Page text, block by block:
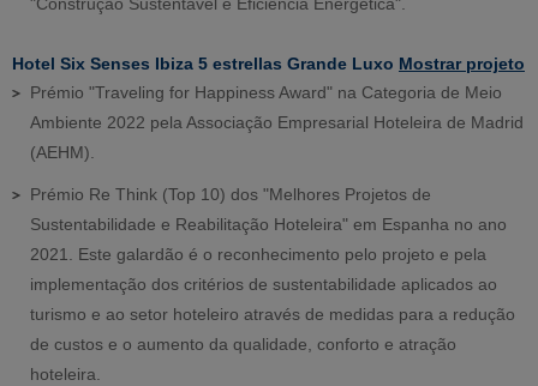
"Construção Sustentável e Eficiência Energética".
Hotel Six Senses Ibiza 5 estrellas Grande Luxo Mostrar projeto
Prémio "Traveling for Happiness Award" na Categoria de Meio
Ambiente 2022 pela Associação Empresarial Hoteleira de Madrid
(AEHM).
Prémio Re Think (Top 10) dos "Melhores Projetos de
Sustentabilidade e Reabilitação Hoteleira" em Espanha no ano
2021. Este galardão é o reconhecimento pelo projeto e pela
implementação dos critérios de sustentabilidade aplicados ao
turismo e ao setor hoteleiro através de medidas para a redução
de custos e o aumento da qualidade, conforto e atração
hoteleira.